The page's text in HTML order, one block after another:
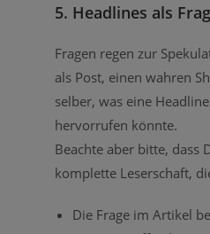
5. Headlines als
Fragen regen zur
als Post, einen wahren
selber, was eine
hervorrufen könnte.
Beachte aber bitte, dass
komplette Leserschaft,
Die Frage im Artikel